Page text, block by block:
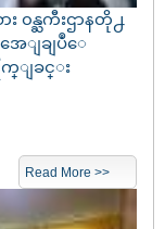
၀န္ႀကီးဌာနတို႕
ေျချပဳေ
က္ျခင္း
Read More >>